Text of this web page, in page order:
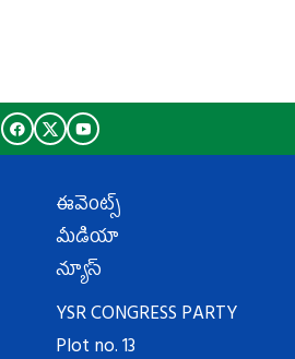
ఈవెంట్స్
మీడియా
న్యూస్
YSR CONGRESS PARTY
Plot no. 13